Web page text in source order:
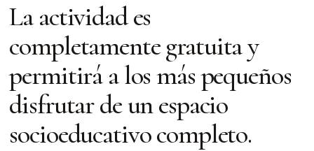
La actividad es
completamente gratuita y
permitirá a los más pequeños
disfrutar de un espacio
socioeducativo completo.